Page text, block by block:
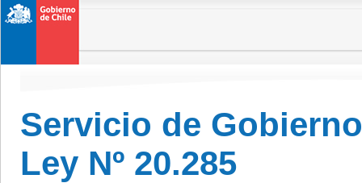
Servicio de
Ley Nº 20.285